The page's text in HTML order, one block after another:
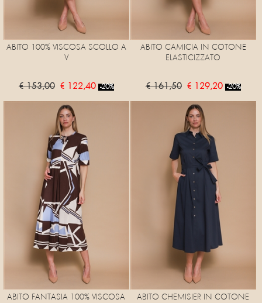
ABITO 100% VISCOSA SCOLLO A
V
€ 153,00 € 122,40 -20%
ABITO CAMICIA IN COTONE
ELASTICIZZATO
€ 161,50 € 129,20 -20%
ABITO FANTASIA 100% VISCOSA
ABITO CHEMISIER IN COTONE